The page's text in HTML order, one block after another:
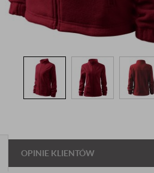
OPINIE KLIENTÓW